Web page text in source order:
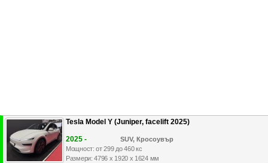
Tesla Model Y (Juniper, facelift 2025)
2025 -
SUV, Кросоувър
Мощност: от 299 до 460 кс
Размери: 4796 x 1920 x 1624 мм